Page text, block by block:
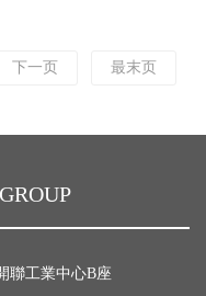
下一页 最末页
聯工業中心B座